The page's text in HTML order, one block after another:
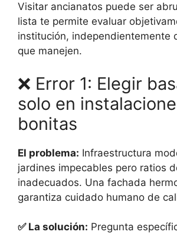
Visitar ancianatos puede ser
lista te permite evaluar
institución, independientemente
que manejen.
❌ Error 1: Elegir
solo en
bonitas
El problema: Infraestructura
jardines impecables pero ratios
inadecuados. Una fachada
garantiza cuidado humano de
✅ La solución: Pregunta